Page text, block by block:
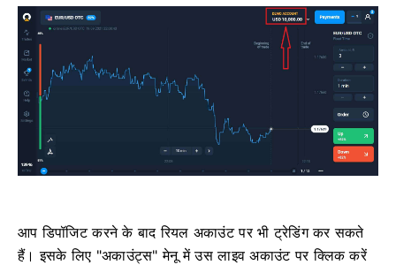
आप डिपॉजिट करने के बाद रियल अकाउंट पर भी ट्रेडिंग कर सकते
हैं। इसके लिए "अकाउंट्स" मेनू में उस लाइव अकाउंट पर क्लिक करें